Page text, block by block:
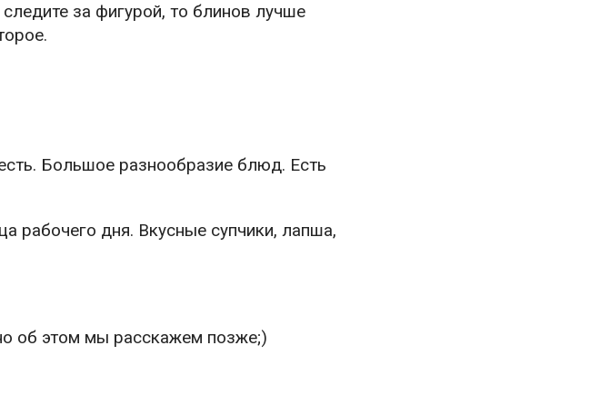
за фигурой, то блинов лучше
Большое разнообразие блюд. Есть
рабочего дня. Вкусные супчики, лапша,
об этом мы расскажем позже;)